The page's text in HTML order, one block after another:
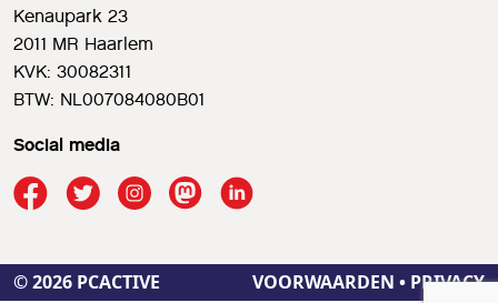
Kenaupark 23
2011 MR Haarlem
KVK: 30082311
BTW: NL007084080B01
Social media
© 2026 PCACTIVE VOORWAARDEN • PRIVACY